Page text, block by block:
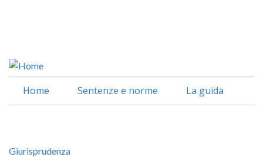
Home Sentenze e norme La guida
Giurisprudenza